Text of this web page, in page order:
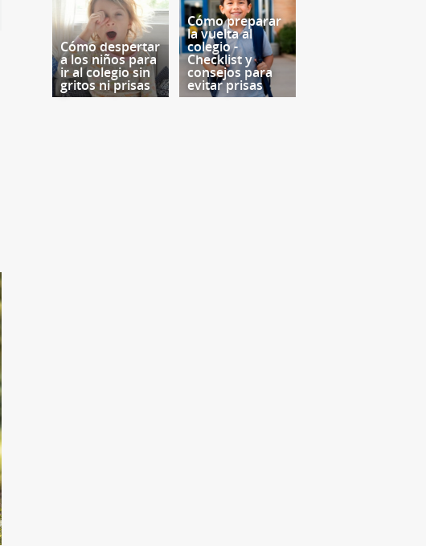
Cómo despertar
a los niños para
ir al colegio sin
gritos ni prisas
Cómo preparar
la vuelta al
colegio -
Checklist y
consejos para
evitar prisas